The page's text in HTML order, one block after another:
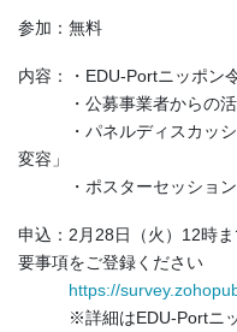
参加：無料
内容：・EDU-Portニッポン
・公募事業者からの活
・パネルディスカッシ
変容」
・ポスターセッション（
申込：2月28日（火）12時
要事項をご登録ください
https://
※詳細はEDU-Portニッ